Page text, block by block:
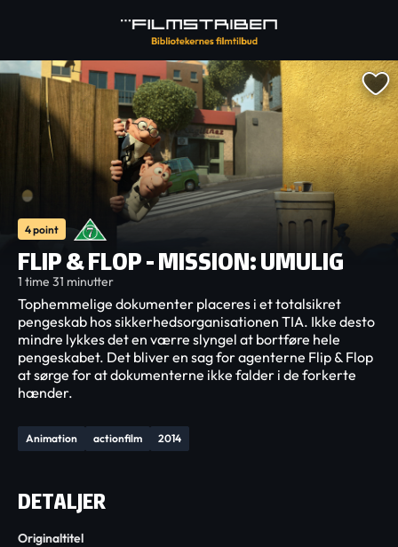
4 point
FLIP & FLOP - MISSION: UMULIG
1 time 31 minutter
Animation actionfilm 2014
Tophemmelige dokumenter placeres i et totalsikret
pengeskab hos sikkerhedsorganisationen TIA. Ikke desto
mindre lykkes det en værre slyngel at bortføre hele
pengeskabet. Det bliver en sag for agenterne Flip & Flop
at sørge for at dokumenterne ikke falder i de forkerte
hænder.
DETALJER
Originaltitel